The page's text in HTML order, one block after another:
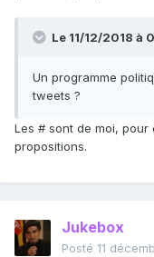
Le 11/12/2018 à
Un programme
tweets ?
Les # sont de moi,
propositions.
Jukebox
Posté 11